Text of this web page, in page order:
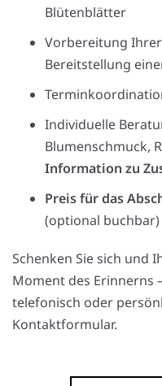
Blütenblätter
Vorbereitung
Bereitstellung
Individuelle
Blumenschmuck,
Information zu
Preis für das
(optional buchbar)
Schenken Sie sich und
Moment des Erinnerns
telefonisch oder
Kontaktformular.